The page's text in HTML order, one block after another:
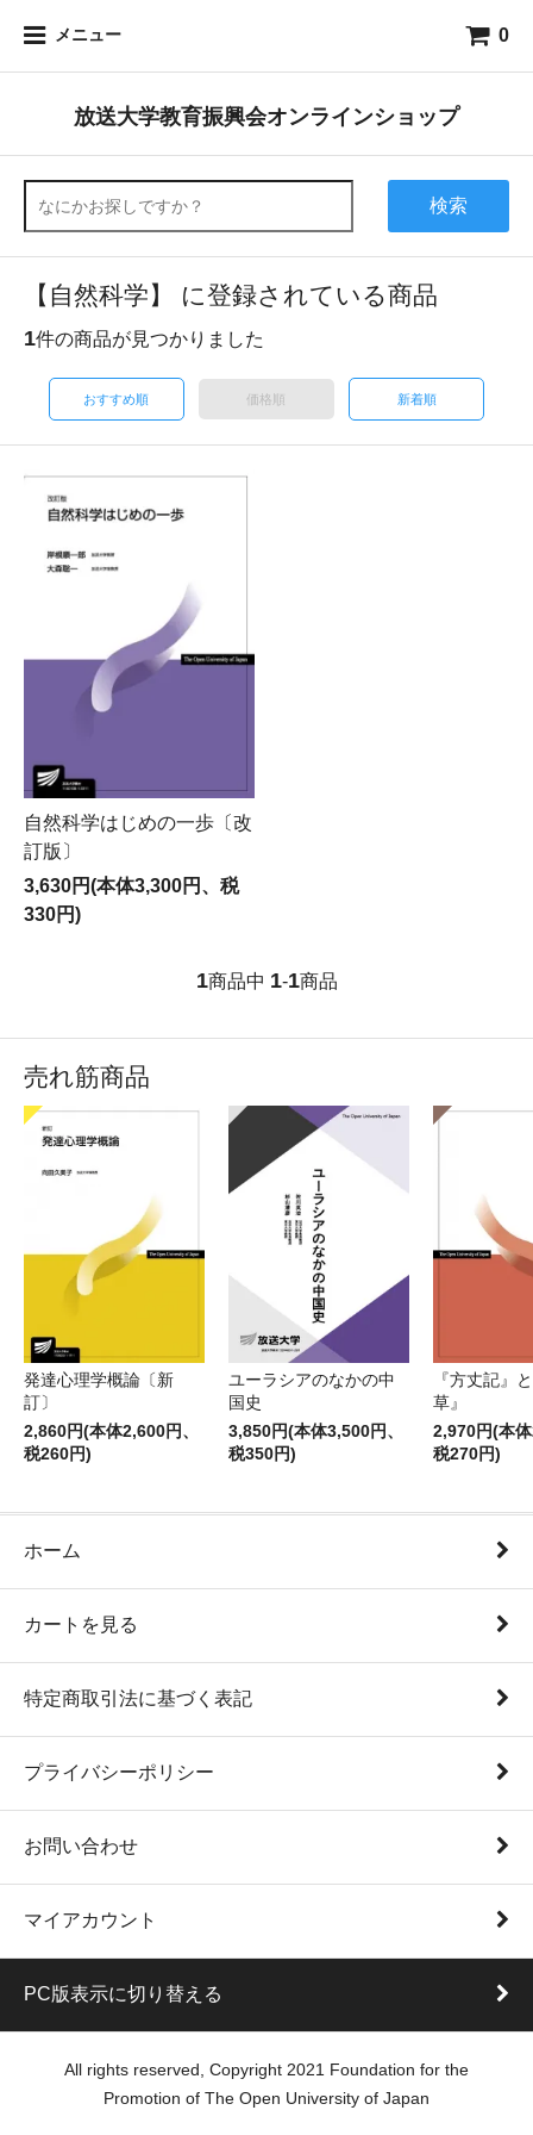
メニュー 0
放送大学教育振興会オンラインショップ
検索
【自然科学】 に登録されている商品
1件の商品が見つかりました
おすすめ順 価格順 新着順
自然科学はじめの一歩〔改
訂版〕
3,630円(本体3,300円、税
330円)
1商品中 1-1商品
売れ筋商品
発達心理学概論〔新
訂〕
2,860円(本体2,600円、
税260円)
ユーラシアのなかの中
国史
3,850円(本体3,500円、
税350円)
『方丈記』
草』
2,970円(本
税270円)
ホーム
カートを見る
特定商取引法に基づく表記
プライバシーポリシー
お問い合わせ
マイアカウント
PC版表示に切り替える
All rights reserved, Copyright 2021 Foundation for the
Promotion of The Open University of Japan